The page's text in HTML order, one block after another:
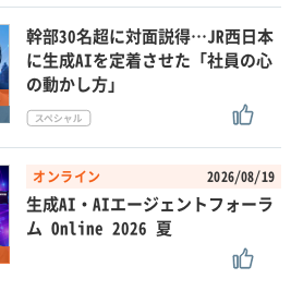
幹部30名超に対面説得…JR西日本
に生成AIを定着させた「社員の心
の動かし方」
オンライン 2026/08/19
生成AI・AIエージェントフォーラ
ム Online 2026 夏